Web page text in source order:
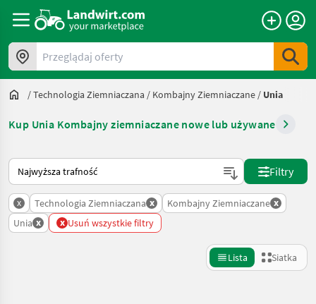
Przeglądaj oferty
/Technologia Ziemniaczana / Kombajny Ziemniaczane / Unia
Kup Unia Kombajny ziemniaczane nowe lub używane
Tak sortuje się na Landwirt.com
Filtry
x Technologia Ziemniaczana x Kombajny Ziemniaczane x
Unia x x Usuń wszystkie filtry
Lista Siatka